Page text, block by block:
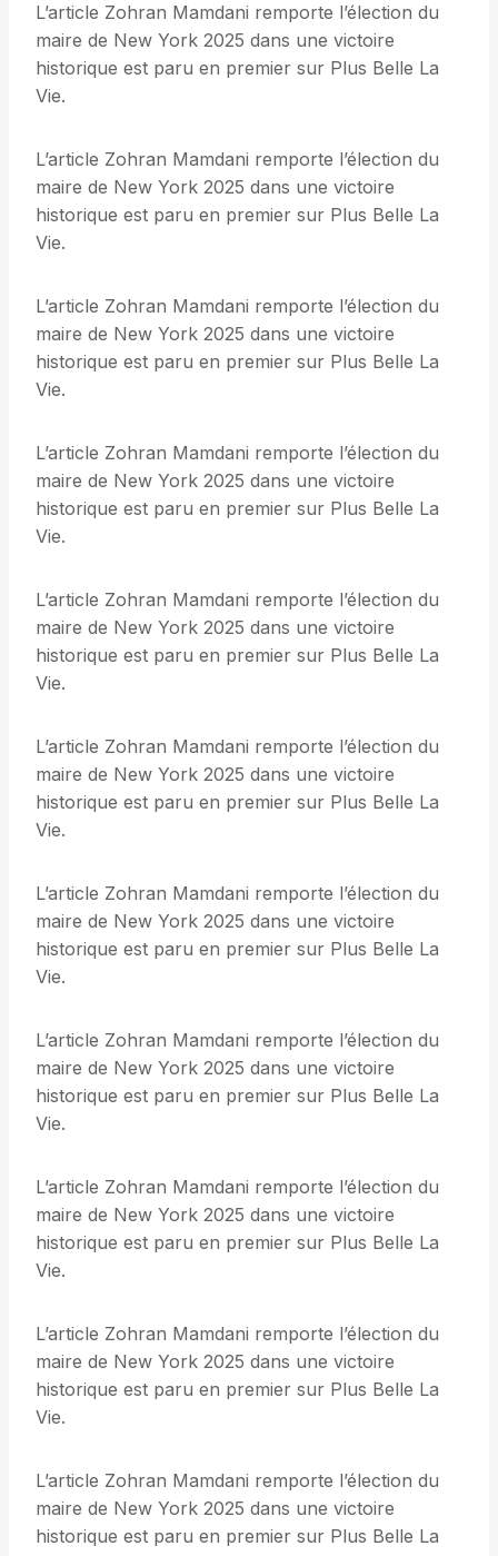
L’article Zohran Mamdani remporte l’élection du
maire de New York 2025 dans une victoire
historique est paru en premier sur Plus Belle La
Vie.
L’article Zohran Mamdani remporte l’élection du
maire de New York 2025 dans une victoire
historique est paru en premier sur Plus Belle La
Vie.
L’article Zohran Mamdani remporte l’élection du
maire de New York 2025 dans une victoire
historique est paru en premier sur Plus Belle La
Vie.
L’article Zohran Mamdani remporte l’élection du
maire de New York 2025 dans une victoire
historique est paru en premier sur Plus Belle La
Vie.
L’article Zohran Mamdani remporte l’élection du
maire de New York 2025 dans une victoire
historique est paru en premier sur Plus Belle La
Vie.
L’article Zohran Mamdani remporte l’élection du
maire de New York 2025 dans une victoire
historique est paru en premier sur Plus Belle La
Vie.
L’article Zohran Mamdani remporte l’élection du
maire de New York 2025 dans une victoire
historique est paru en premier sur Plus Belle La
Vie.
L’article Zohran Mamdani remporte l’élection du
maire de New York 2025 dans une victoire
historique est paru en premier sur Plus Belle La
Vie.
L’article Zohran Mamdani remporte l’élection du
maire de New York 2025 dans une victoire
historique est paru en premier sur Plus Belle La
Vie.
L’article Zohran Mamdani remporte l’élection du
maire de New York 2025 dans une victoire
historique est paru en premier sur Plus Belle La
Vie.
L’article Zohran Mamdani remporte l’élection du
maire de New York 2025 dans une victoire
historique est paru en premier sur Plus Belle La